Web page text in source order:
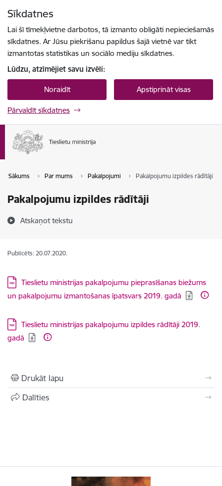
Sīkdatnes
Lai šī tīmekļvietne darbotos, tā izmanto obligāti nepieciešamās
sīkdatnes. Ar Jūsu piekrišanu papildus šajā vietnē var tikt
izmantotas statistikas un sociālo mediju sīkdatnes.
Lūdzu, atzīmējiet savu izvēli:
Noraidīt Apstiprināt visas
Pārvaldīt sīkdatnes
Sākums Par mums Pakalpojumi Pakalpojumu izpildes rādītāji
Pakalpojumu izpildes rādītāji
Atskaņot tekstu
Publicēts: 20.07.2020.
Lejupielādēt:
Tieslietu ministrijas pakalpojumu pieprasīšanas biežums
un pakalpojumu izmantošanas īpatsvars 2019. gadā
Lejupielādēt:
Tieslietu ministrijas pakalpojumu izpildes rādītāji 2019.
gadā
Drukāt lapu
Dalīties